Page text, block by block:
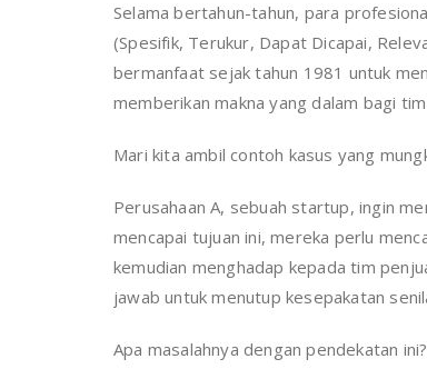
Selama bertahun-tahun, para
(Spesifik, Terukur, Dapat Dicapai,
bermanfaat sejak tahun 1981 untuk
memberikan makna yang dalam bagi
Mari kita ambil contoh kasus yang
Perusahaan A, sebuah startup, ingin
mencapai tujuan ini, mereka perlu
kemudian menghadap kepada tim
jawab untuk menutup kesepakatan
Apa masalahnya dengan pendekatan ini?